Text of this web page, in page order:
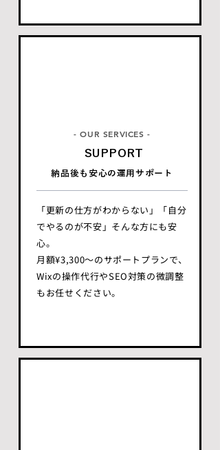
- OUR SERVICES -
SUPPORT
納品後も安心の運用サポート
「更新の仕方がわからない」「自分
でやるのが不安」そんな方にも安
心。
月額¥3,300〜のサポートプランで、
Wixの操作代行やSEO対策の微調整
もお任せください。